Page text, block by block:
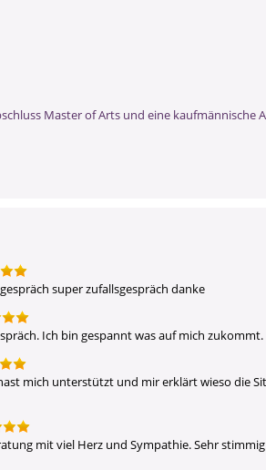
Master of Arts und eine kaufmännische
super zufallsgespräch danke
Ich bin gespannt was auf mich zukommt.
mich unterstützt und mir erklärt wieso die
mit viel Herz und Sympathie. Sehr